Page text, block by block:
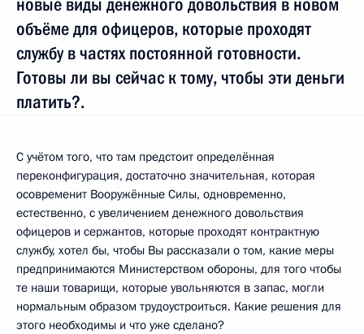
новые виды денежного довольствия в новом
объёме для офицеров, которые проходят
службу в частях постоянной готовности.
Готовы ли вы сейчас к тому, чтобы эти деньги
платить?.
С учётом того, что там предстоит определённая
переконфигурация, достаточно значительная, которая
осовременит Вооружённые Силы, одновременно,
естественно, с увеличением денежного довольствия
офицеров и сержантов, которые проходят контрактную
службу, хотел бы, чтобы Вы рассказали о том, какие меры
предпринимаются Министерством обороны, для того чтобы
те наши товарищи, которые увольняются в запас, могли
нормальным образом трудоустроиться. Какие решения для
этого необходимы и что уже сделано?